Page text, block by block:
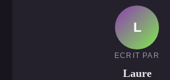
L
ECRIT PAR
Laure